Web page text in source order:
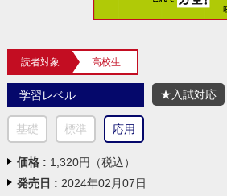
読者対象 高校生
学習レベル
基礎 標準 応用
★入試対応
価格 : 1,320円（税込）
発売日 : 2024年02月07日